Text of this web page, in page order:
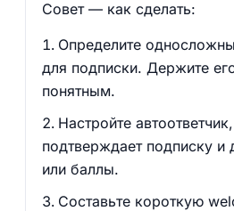
Совет — как сделать:
Определите
для подписки. Держите
понятным.
Настройте
подтверждает подписку и
или баллы.
Составьте короткую